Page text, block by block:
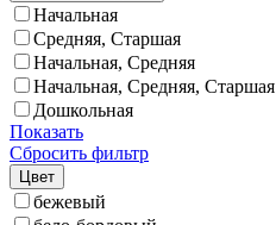
Начальная
Средняя, Старшая
Начальная, Средняя
Начальная, Средняя, Старшая
Дошкольная
Показать
Сбросить фильтр
Цвет
бежевый